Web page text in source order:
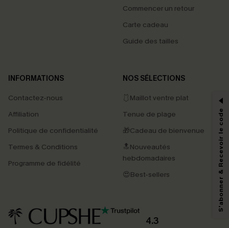
Commencer un retour
Carte cadeau
Guide des tailles
INFORMATIONS
Contactez-nous
Affiliation
Politique de confidentialité
Termes & Conditions
Programme de fidélité
NOS SÉLECTIONS
🩱Maillot ventre plat
Tenue de plage
🎁Cadeau de bienvenue
🔝Nouveautés
hebdomadaires
😍Best-sellers
4.3
PROFITEZ DE -15%
-15% dès 2 Achetés par E-mail
*Un code par commande, valable une seule fois.
En soumettant votre adresse e-mail, vous acceptez de recevoir des e-mails
marketing (y compris du contenu généré par l'IA) de Cupshe et
reconnaissez avoir pris connaissance de nos
pouvons utiliser les données collectées sur notre site ainsi que des
produits susceptibles de vous intéresser, conformément à notre
Politique de
confidentialité
. Vous pouvez vous désabonner à tout moment.
S'abonner & Recevoir le code